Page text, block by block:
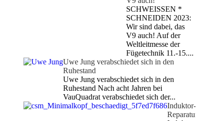
SCHWEISSEN *
SCHNEIDEN 2023:
Wir sind dabei, das
V9 auch! Auf der
Weltleitmesse der
Fügetechnik 11.-15....
Uwe Jung verabschiedet sich in den
Ruhestand
Uwe Jung verabschiedet sich in den
Ruhestand Nach acht Jahren bei
VauQuadrat verabschiedet sich der...
Induktor-
Reparaturen